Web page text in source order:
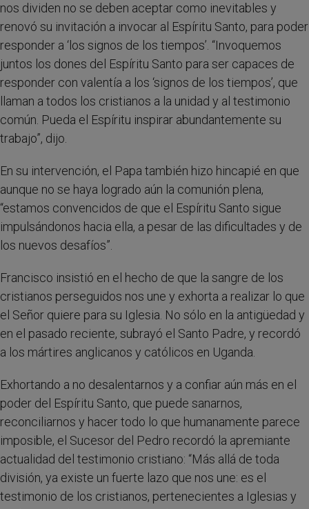
nos dividen no se deben aceptar como inevitables y
renovó su invitación a invocar al Espíritu Santo, para poder
responder a ‘los signos de los tiempos’. “Invoquemos
juntos los dones del Espíritu Santo para ser capaces de
responder con valentía a los ‘signos de los tiempos’, que
llaman a todos los cristianos a la unidad y al testimonio
común. Pueda el Espíritu inspirar abundantemente su
trabajo”, dijo.
En su intervención, el Papa también hizo hincapié en que
aunque no se haya logrado aún la comunión plena,
“estamos convencidos de que el Espíritu Santo sigue
impulsándonos hacia ella, a pesar de las dificultades y de
los nuevos desafíos”.
Francisco insistió en el hecho de que la sangre de los
cristianos perseguidos nos une y exhorta a realizar lo que
el Señor quiere para su Iglesia. No sólo en la antigüedad y
en el pasado reciente, subrayó el Santo Padre, y recordó
a los mártires anglicanos y católicos en Uganda.
Exhortando a no desalentarnos y a confiar aún más en el
poder del Espíritu Santo, que puede sanarnos,
reconciliarnos y hacer todo lo que humanamente parece
imposible, el Sucesor del Pedro recordó la apremiante
actualidad del testimonio cristiano: “Más allá de toda
división, ya existe un fuerte lazo que nos une: es el
testimonio de los cristianos, pertenecientes a Iglesias y